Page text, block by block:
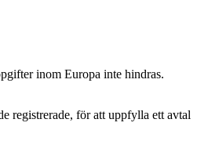
inom Europa inte hindras.
registrerade, för att uppfylla ett avtal